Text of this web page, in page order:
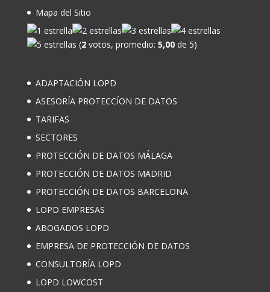
Mapa del Sitio
(2votos, promedio: 5,00de 5)
ADAPTACIÓN LOPD
ASESORÍA PROTECCÍON DE DATOS
TARIFAS
SECTORES
PROTECCIÓN DE DATOS MÁLAGA
PROTECCIÓN DE DATOS MADRID
PROTECCIÓN DE DATOS BARCELONA
LOPD EMPRESAS
ABOGADOS LOPD
EMPRESA DE PROTECCIÓN DE DATOS
CONSULTORÍA LOPD
LOPD LOWCOST